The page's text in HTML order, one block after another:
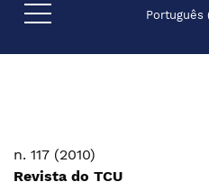
Ir para o menu de
Ir para o conteúdo principal
Ir para o rodapé Idioma
Português
n. 117 (2010)
Revista do TCU